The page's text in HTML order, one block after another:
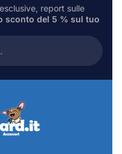
report sulle
sconto del 5 % sul tuo